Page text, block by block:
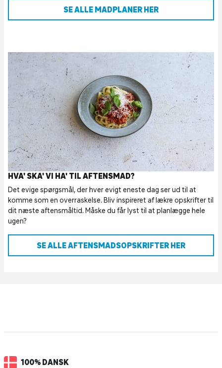
SE ALLE MADPLANER HER
HVA' SKA' VI HA' TIL AFTENSMAD?
Det evige spørgsmål, der hver evigt eneste dag ser ud til at
komme som en overraskelse. Bliv inspireret af lækre opskrifter til
dit næste aftensmåltid. Måske du får lyst til at planlægge hele
ugen?
SE ALLE AFTENSMADSOPSKRIFTER HER
100% DANSK